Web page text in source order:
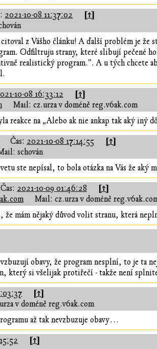
2021-10-08 11:37:02 [↑]
z Vášho článku! A ďalší problém je
Odfiltruju strany, které slibují pečené
realistický program.". A u tých chcete
10-08 16:33:12 [↑]
Mail: cz.urza v doméně reg.v6ak.com
reakce na „Alebo ak nie ankap tak aký iný
Čas: 2021-10-08 17:14:55 [↑]
schován
ste nepísal, to bola otázka na Vás že
Čas: 2021-10-09 01:46:28 [↑]
Mail: cz.urza v doméně
že mám nějaký důvod volit stranu, která
obavy, že program nesplní, to je ta
který si všelijak protiřečí - takže není
[↑]
v doméně reg.v6ak.com
až tak nevzbuzuje obavy…
[↑]